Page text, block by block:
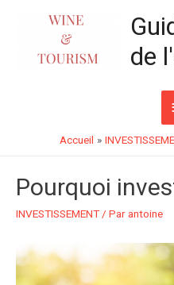
de
Accueil
Pourquoi
INVESTISSEMENT/ Parantoine